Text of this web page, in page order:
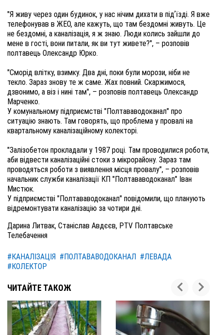
"Я живу через один будинок, у нас нічим дихати в підʼїзді. Я вже
телефонував в ЖЕО, але кажуть, що там бездомні живуть. Це
не бездомні, а каналізація, я ж знаю. Люди колись зайшли до
мене в гості, вони питали, як ви тут живете?", – розповів
полтавець Олександр Юрко.
"Сморід влітку, взимку. Два дні, поки були морози, ніби не
текло. Зараз знову те ж саме. Жах повний. Скаржимося,
дзвонимо, а віз і нині там", – розповів полтавець Олександр
Марченко.
У комунальному підприємстві "Полтававодоканал" про
ситуацію знають. Там говорять, що проблема у провалі на
квартальному каналізаційному колекторі.
"Залізобетон прокладали у 1987 році. Там проводилися роботи,
аби відвести каналізаційні стоки з мікрорайону. Зараз там
проводяться роботи з виявлення місця провалу", – розповів
начальник служби каналізації КП "Полтававодоканал" Іван
Мистюк.
У підприємстві "Полтававодоканал" повідомили, що планують
відремонтувати каналізацію за чотири дні.
Дарина Литвак, Станіслав Авдєєв, PTV Полтавське
Телебачення
#КАНАЛІЗАЦІЯ #ПОЛТАВАВОДОКАНАЛ #ЛЕВАДА
#КОЛЕКТОР
ЧИТАЙТЕ ТАКОЖ